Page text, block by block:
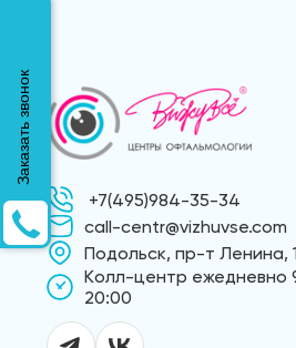
+7(495)984-35-34
call-centr@vizhuvse.com
Подольск, пр-т Ленина,
Kолл-центр ежедневно
20:00
Заказать звонок